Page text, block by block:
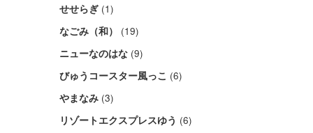
せせらぎ (1)
なごみ（和） (19)
ニューなのはな (9)
びゅうコースター風っこ (6)
やまなみ (3)
リゾートエクスプレスゆう (6)